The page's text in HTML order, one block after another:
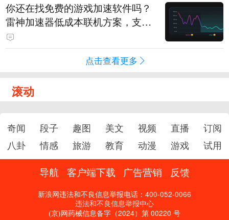
你还在找免费的游戏加速软件吗？
雷神加速器低成本联机方案，支持
免费试用
点击查看更多
滚动
奇闻 段子 趣图 美文 视频 直播
订阅
八卦
情感 旅游 教育 动漫 游戏 试用
导航 客户端下载 广告营销 反馈
新浪网违法和不良信息举报电话：400-052-0066
违法和不良信息举报中心
(京)网药械信息备字（2024）第 00220 号